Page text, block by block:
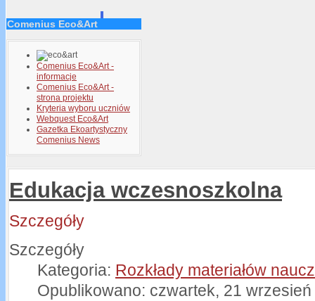
Comenius Eco&Art
Comenius Eco&Art -
informacje
Comenius Eco&Art -
strona projektu
Kryteria wyboru uczniów
Webquest Eco&Art
Gazetka Ekoartystyczny
Comenius News
Edukacja wczesnoszkolna
Szczegóły
Szczegóły
Kategoria: Rozkłady materiałów
Opublikowano: czwartek, 21